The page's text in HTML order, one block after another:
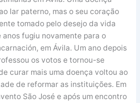
lar paterno, mas o seu coração
tomado pelo desejo da vida
anos fugiu novamente para o
em Ávila. Um ano depois
os votos e tornou-se
curar mais uma doença voltou ao
de reformar as instituições. Em
São José e após um encontro